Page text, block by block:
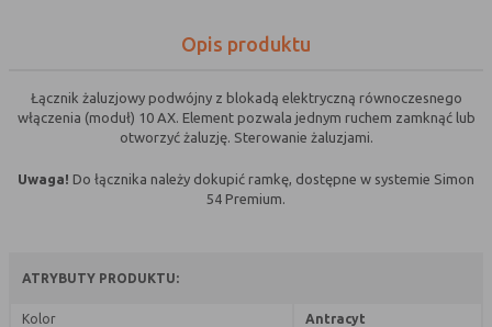
witryny przychodów subsydiujących
np. cookies reklamowe.
umieszczone w urządzeniu końcowym użytkownika:
Cookies
(session
cookie umieszczone na czas korzystania z
Opis produktu
Łącznik żaluzjowy podwójny z blokadą elektryczną równoczesnego
włączenia (moduł) 10 AX. Element pozwala jednym ruchem zamknąć lub
otworzyć żaluzję. Sterowanie żaluzjami.
Uwaga! Do łącznika należy dokupić ramkę, dostępne w systemie Simon
54 Premium.
ATRYBUTY PRODUKTU:
Kolor Antracyt